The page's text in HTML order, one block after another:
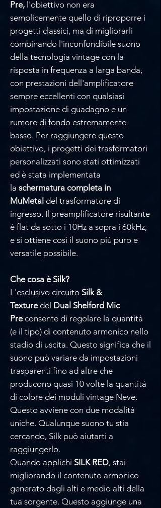
Pre, l'obiettivo non era
semplicemente quello di riproporre i
progetti classici, ma di migliorarli
combinando l'inconfondibile suono
della tecnologia vintage con la
risposta in frequenza a larga banda,
con prestazioni dell'amplificatore
sempre eccellenti con qualsiasi
impostazione di guadagno e un
rumore di fondo estremamente
basso. Per raggiungere questo
obiettivo, i progetti dei trasformatori
personalizzati sono stati ottimizzati
ed è stata implementata
la schermatura completa in
MuMetal del trasformatore di
ingresso. Il preamplificatore risultante
è flat da sotto i 10Hz a sopra i 60kHz,
e si ottiene così il suono più puro e
versatile possibile.
Che cosa è Silk?
L'esclusivo circuito Silk &
Texturedel Dual Shelford Mic
Preconsente di regolare la quantità
(e il tipo) di contenuto armonico nello
stadio di uscita. Questo significa che il
suono può variare da impostazioni
trasparenti fino ad altre che
producono quasi 10 volte la quantità
di colore dei moduli vintage Neve.
Questo avviene con due modalità
uniche. Qualunque suono tu stia
cercando, Silk può aiutarti a
raggiungerlo.
Quando applichi SILK RED, stai
migliorando il contenuto armonico
generato dagli alti e medio alti della
tua sorgente. Questo aggiunge una